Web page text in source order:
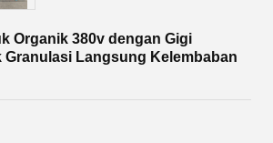
Organik 380v dengan Gigi
Granulasi Langsung Kelembaban